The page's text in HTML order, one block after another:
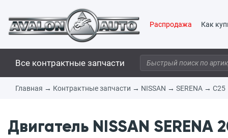
Распродажа Как
Все контрактные запчасти
Главная → Контрактные запчасти → NISSAN → SERENA → C25
Двигатель NISSAN SERENA